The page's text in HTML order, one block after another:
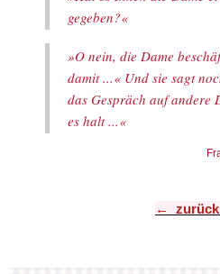
gegeben?«
»O nein, die Dame
damit ...« Und sie sagt
das Gespräch auf andere
es halt ...«
← zurück